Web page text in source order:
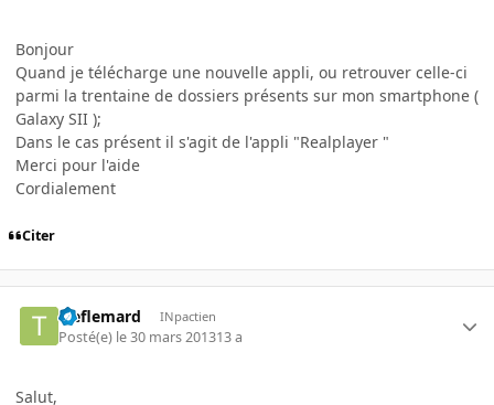
Bonjour
Quand je télécharge une nouvelle appli, ou retrouver celle-ci
parmi la trentaine de dossiers présents sur mon smartphone (
Galaxy SII );
Dans le cas présent il s'agit de l'appli "Realplayer "
Merci pour l'aide
Cordialement
Citer
treflemard INpactien
Posté(e) le 30 mars 201313 a
Salut,